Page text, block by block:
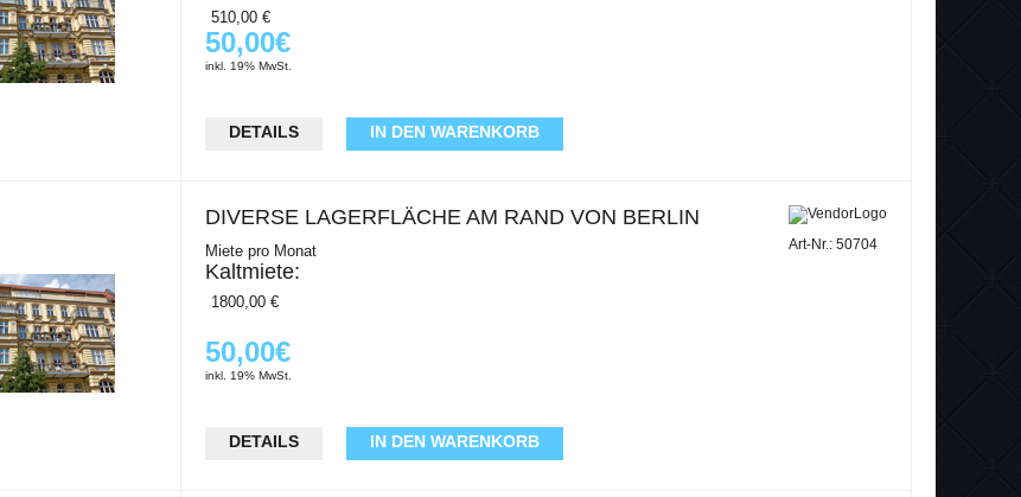
510,00 €
Nebenkosten:
Warmmiete:
Kaution:
2 Netto-Kaltmieten
Wohnungsdetails
100,00 m²
50,00€
inkl. 19% MwSt.
DETAILS IN DEN WARENKORB
DIVERSE LAGERFLÄCHE AM RAND VON BERLIN
Miete pro Monat
Kaltmiete:
1800,00 €
Nebenkosten:
200,00 €
Art-Nr.: 50704
50,00€
inkl. 19% MwSt.
DETAILS IN DEN WARENKORB